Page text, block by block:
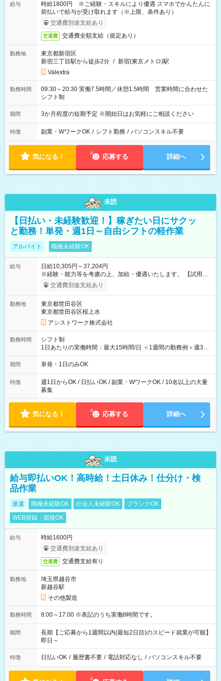
給与
時給1800円 ※ご経験・スキルにより優遇 スマホでかんたんに
前払いで給与が受け取れます（※上限、条件あり）
交通費別途支給あり
交通費 交通費全額支給（規定あり）
勤務地
東京都新宿区
新宿三丁目駅から徒歩2分 / 新宿(東京メトロ)駅
Valextra
勤務時間
09:30～20:30 実働7.5時間／休憩1.5時間 営業時間に合わせた
シフト制
期間 3か月程度の短期予定 ※開始日はお気軽にご相談ください
特徴 副業・WワークOK / シフト勤務 / パソコンスキル不要
気になる！ 応募する 詳細へ
未読
【日払い・未経験歓迎！】稼ぎたい日にサクッ
と勤務！単発・週1日～自由シフトの軽作業
アルバイト 職種未経験OK
給与
日給10,305円～37,204円
※経験・能力等を考慮の上、加給・優遇いたします。 【試用期
間】試用期間なし
交通費別途支給あり
勤務地
東京都世田谷区
東京都世田谷区桜上水
アシストワーク株式会社
勤務時間
シフト制
1日あたりの実働時間：最大15時間/日 ＜1週間の勤務例＞週3回
勤務 勤務：月・水・金 休み：火・木・土・日 好きな時にお仕事
可能です！ ※1日あたりの最大実働時間は日勤、夜勤共に勤務し
期間 単発・1日のみOK
特徴
週1日からOK / 日払いOK / 副業・WワークOK / 10名以上の大量
募集
気になる！ 応募する 詳細へ
未読
給与即払いOK！高時給！土日休み！仕分け・検
品作業
派遣 職種未経験OK 社会人未経験OK
ブランクOK
WEB登録・面接OK
給与
時給1600円
交通費別途支給あり
交通費 交通費支給有り
勤務地
埼玉県越谷市
新越谷駅
その他製造
勤務時間 8:00～17:00 ※表記のうち実働8時間です。
期間
長期【ご応募から1週間以内(最短2日目)のスピード就業が可能】
即日～
特徴 日払いOK / 履歴書不要 / 電話対応なし / パソコンスキル不要